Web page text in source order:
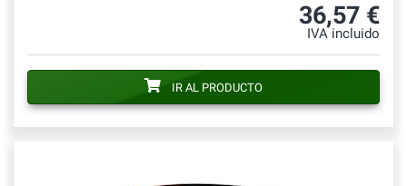
36,57 €
IVA incluido
IR AL PRODUCTO